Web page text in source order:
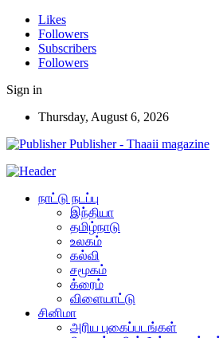
Likes
Followers
Subscribers
Followers
Sign in
Thursday, August 6, 2026
Publisher - Thaaii magazine
நாட்டு நடப்பு
இந்தியா
தமிழ்நாடு
உலகம்
கல்வி
சமூகம்
க்ரைம்
விளையாட்டு
சினிமா
அரிய புகைப்படங்கள்